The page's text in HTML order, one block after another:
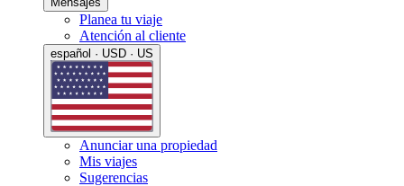
Planea tu viaje
Atención al cliente
español · USD · US
Anunciar una propiedad
Mis viajes
Sugerencias